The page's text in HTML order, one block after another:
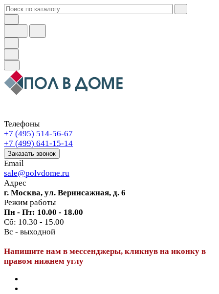
Телефоны
+7 (495) 514-56-67
+7 (499) 641-15-14
Заказать звонок
Email
sale@polvdome.ru
Адрес
г. Москва, ул. Вернисажная, д. 6
Режим работы
Пн - Пт: 10.00 - 18.00
Сб: 10.30 - 15.00
Вс - выходной
Напишите нам в мессенджеры, кликнув на иконку в
правом нижнем углу